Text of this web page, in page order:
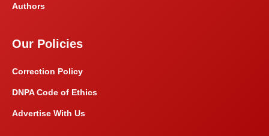
Authors
Our Policies
Correction Policy
DNPA Code of Ethics
Advertise With Us